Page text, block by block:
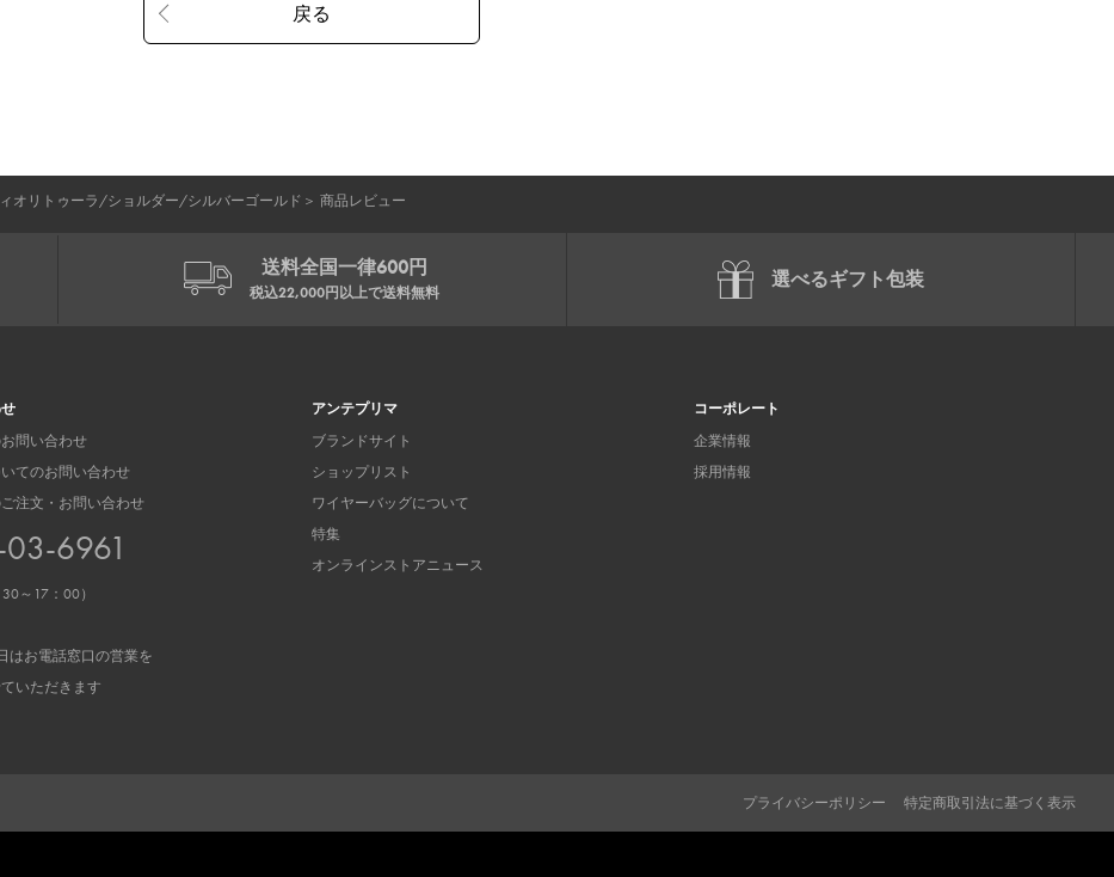
オリトゥーラ/ショルダー/シルバーゴールド ＞ 商品レビュー
送料全国一律600円
税込22,000円以上で送料無料
選べるギフト包装
問い合わせ
てのお問い合わせ
注文・お問い合わせ
6961
～17：00）
はお電話窓口の営業を
いただきます
アンテプリマ
ブランドサイト
ショップリスト
ワイヤーバッグについて
特集
オンラインストアニュース
コーポレート
企業情報
採用情報
プライバシーポリシー 特定商取引法に基づく表示